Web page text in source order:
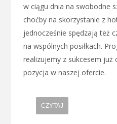
w ciągu dnia na swobodne
choćby na skorzystanie z
jednocześnie spędzają też
na wspólnych posiłkach.
realizujemy z sukcesem już
pozycja w naszej ofercie.
CZYTAJ